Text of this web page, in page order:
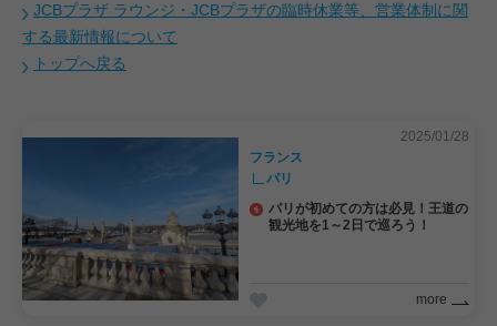
JCBプラザ ラウンジ・JCBプラザの臨時休業等、営業体制に関
する最新情報について
トップへ戻る
2025/01/28
フランス
パリ
パリが初めての方は必見！王道の
観光地を1～2日で巡ろう！
more